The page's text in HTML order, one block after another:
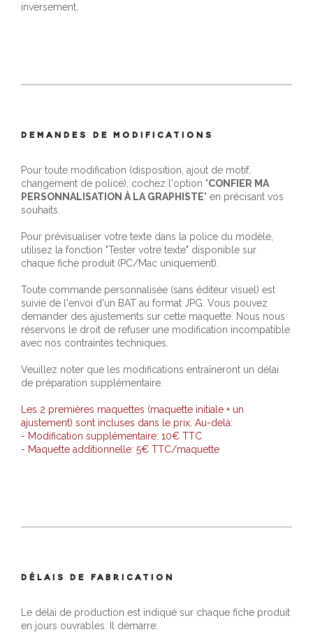
inversement.
DEMANDES DE MODIFICATIONS
Pour toute modification (disposition, ajout de motif,
changement de police), cochez l'option "CONFIER MA
PERSONNALISATION À LA GRAPHISTE" en précisant vos
souhaits.
Pour prévisualiser votre texte dans la police du modèle,
utilisez la fonction "Tester votre texte" disponible sur
chaque fiche produit (PC/Mac uniquement).
Toute commande personnalisée (sans éditeur visuel) est
suivie de l'envoi d'un BAT au format JPG. Vous pouvez
demander des ajustements sur cette maquette. Nous nous
réservons le droit de refuser une modification incompatible
avec nos contraintes techniques.
Veuillez noter que les modifications entraîneront un délai
de préparation supplémentaire.
Les 2 premières maquettes (maquette initiale + un
ajustement) sont incluses dans le prix. Au-delà:
- Modification supplémentaire: 10€ TTC
- Maquette additionnelle: 5€ TTC/maquette
DÉLAIS DE FABRICATION
Le délai de production est indiqué sur chaque fiche produit
en jours ouvrables. Il démarre: